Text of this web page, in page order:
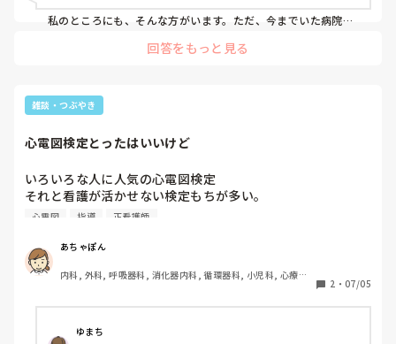
私のところにも、そんな方がいます。ただ、今までいた病院に
がそうでもなかったと言う事はよくある事です。
まずは、こちらでは〇〇なのですが、以前はどういう形で行っ
から、自分のやり方に染めていくのもありではないかと思いま
す。プリセプター頑張ってください。
回答をもっと見る
雑談・つぶやき
心電図検定とったはいいけど
いろいろな人に人気の心電図検定
それと看護が活かせない検定もちが多い。
この波形みつけたとして、あなたは何する？ときくと、え？
そのあといらないですよね、この検定で必要なのは読むこと
だけだから
と言われた。
まじで波形読めるだけならいらんの。
心電図 指導 正看護師
あちゃぽん
内科, 外科, 呼吸器科, 消化器内科, 循環器科, 小児科, 心療内
その他の科, ママナース, 外来, 神経内科, 脳神経外科, NICU,
検診・健診
2 ・ 07/05
ゆまち